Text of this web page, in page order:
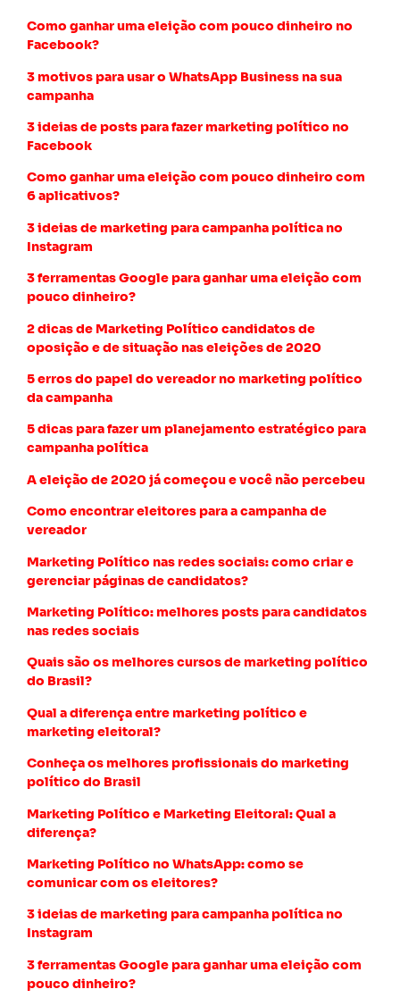
Como ganhar uma eleição com pouco dinheiro no
Facebook?
3 motivos para usar o WhatsApp Business na sua
campanha
3 ideias de posts para fazer marketing político no
Facebook
Como ganhar uma eleição com pouco dinheiro com
6 aplicativos?
3 ideias de marketing para campanha política no
Instagram
3 ferramentas Google para ganhar uma eleição com
pouco dinheiro?
2 dicas de Marketing Político candidatos de
oposição e de situação nas eleições de 2020
5 erros do papel do vereador no marketing político
da campanha
5 dicas para fazer um planejamento estratégico para
campanha política
A eleição de 2020 já começou e você não percebeu
Como encontrar eleitores para a campanha de
vereador
Marketing Político nas redes sociais: como criar e
gerenciar páginas de candidatos?
Marketing Político: melhores posts para candidatos
nas redes sociais
Quais são os melhores cursos de marketing político
do Brasil?
Qual a diferença entre marketing político e
marketing eleitoral?
Conheça os melhores profissionais do marketing
político do Brasil
Marketing Político e Marketing Eleitoral: Qual a
diferença?
Marketing Político no WhatsApp: como se
comunicar com os eleitores?
3 ideias de marketing para campanha política no
Instagram
3 ferramentas Google para ganhar uma eleição com
pouco dinheiro?